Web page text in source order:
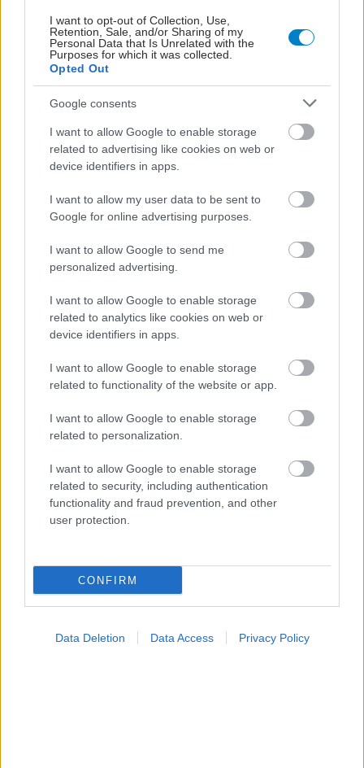
I want to opt-out of Collection, Use,
Retention, Sale, and/or Sharing of my
Personal Data that Is Unrelated with the
Purposes for which it was collected.
Opted Out
Google consents
I want to allow Google to enable storage
related to advertising like cookies on web or
device identifiers in apps.
I want to allow my user data to be sent to
Google for online advertising purposes.
I want to allow Google to send me
personalized advertising.
I want to allow Google to enable storage
related to analytics like cookies on web or
device identifiers in apps.
I want to allow Google to enable storage
related to functionality of the website or app.
I want to allow Google to enable storage
related to personalization.
I want to allow Google to enable storage
related to security, including authentication
functionality and fraud prevention, and other
user protection.
CONFIRM
Data Deletion Data Access Privacy Policy
ΔΕΙΤΕ ΕΠΙΣΗΣ